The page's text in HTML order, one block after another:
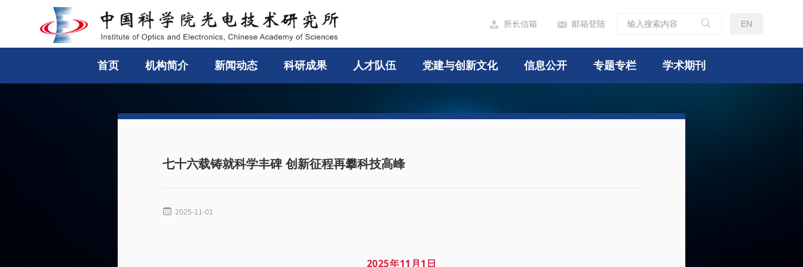
 所长信箱  邮箱登陆  EN
首页 机构简介 新闻动态 科研成果 人才队伍 党建与创新文化 信息公开 专题专栏 学术期刊
七十六载铸就科学丰碑 创新征程再攀科技高峰
 2025-11-01
2025年11 月1 日